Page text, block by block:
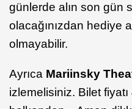
günlerde alın son gün
olacağınızdan hediye
olmayabilir.
Ayrıca Mariinsky
izlemelisiniz. Bilet